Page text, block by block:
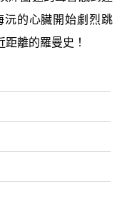
沅的心臟開始劇烈跳
離的羅曼史！